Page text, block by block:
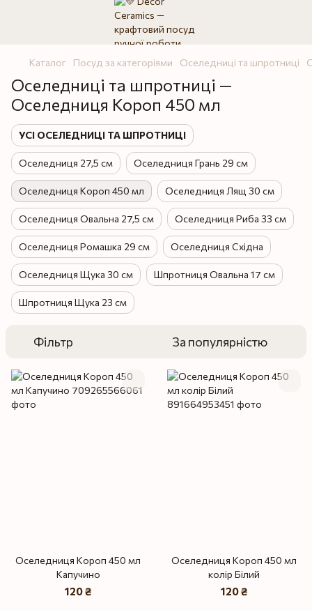
Каталог Посуд за категоріями Оселедниці та шпротниці
Оселедниці та шпротниці —
Оселедниця Короп 450 мл
УСІ ОСЕЛЕДНИЦІ ТА ШПРОТНИЦІ
Оселедниця 27,5 см Оселедниця Грань 29 см
Оселедниця Короп 450 мл Оселедниця Лящ 30 см
Оселедниця Овальна 27,5 см Оселедниця Риба 33 см
Оселедниця Ромашка 29 см Оселедниця Східна
Оселедниця Щука 30 см Шпротниця Овальна 17 см
Шпротниця Щука 23 см
Фільтр За популярністю
Оселедниця Короп 450 мл
Капучино
120 ₴
Оселедниця Короп 450 мл
колір Білий
120 ₴